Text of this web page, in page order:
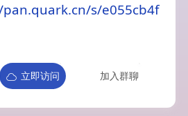
s/e055cb4f
立即访问 加入群聊